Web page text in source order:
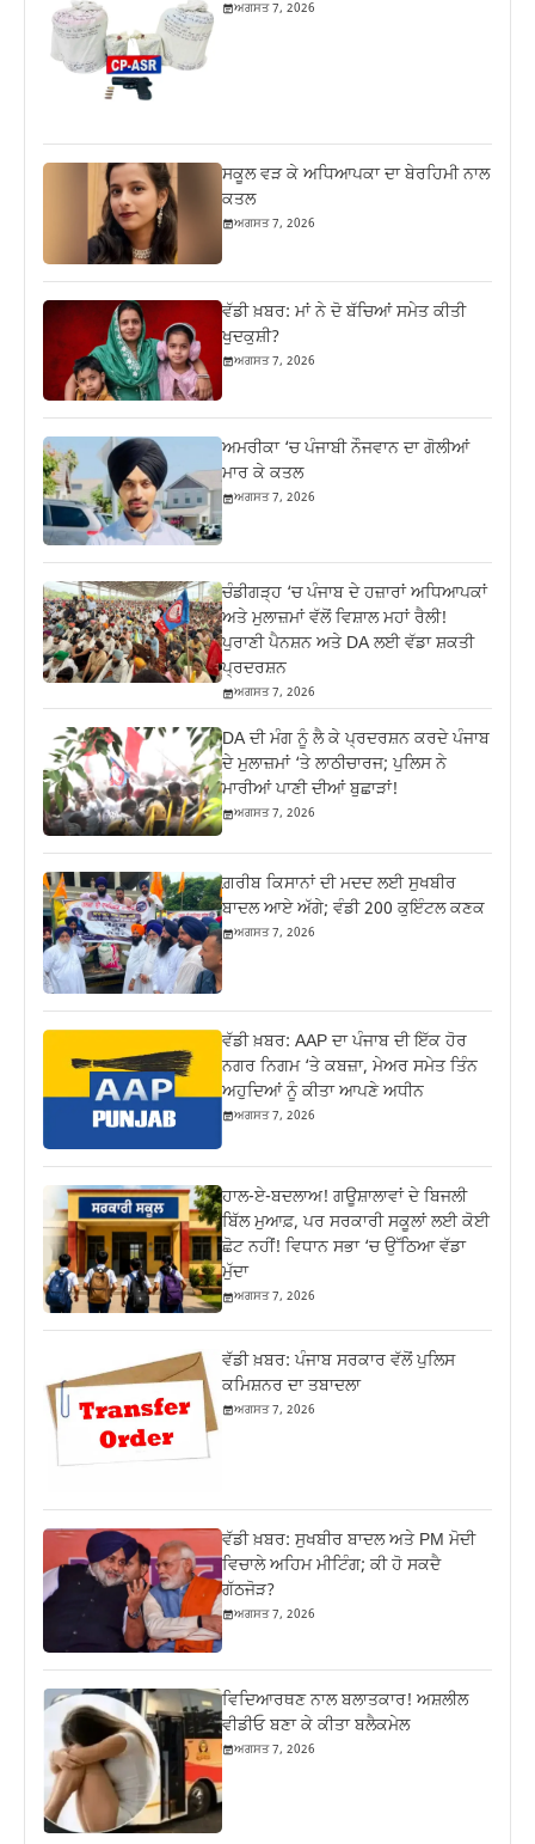
ਅਗਸਤ 7, 2026
ਸਕੂਲ ਵੜ ਕੇ ਅਧਿਆਪਕਾ ਦਾ ਬੇਰਹਿਮੀ ਨਾਲ
ਕਤਲ
ਅਗਸਤ 7, 2026
ਵੱਡੀ ਖ਼ਬਰ: ਮਾਂ ਨੇ ਦੋ ਬੱਚਿਆਂ ਸਮੇਤ ਕੀਤੀ
ਖੁਦਕੁਸ਼ੀ?
ਅਗਸਤ 7, 2026
ਅਮਰੀਕਾ ‘ਚ ਪੰਜਾਬੀ ਨੌਜਵਾਨ ਦਾ ਗੋਲੀਆਂ
ਮਾਰ ਕੇ ਕਤਲ
ਅਗਸਤ 7, 2026
ਚੰਡੀਗੜ੍ਹ ‘ਚ ਪੰਜਾਬ ਦੇ ਹਜ਼ਾਰਾਂ ਅਧਿਆਪਕਾਂ
ਅਤੇ ਮੁਲਾਜ਼ਮਾਂ ਵੱਲੋਂ ਵਿਸ਼ਾਲ ਮਹਾਂ ਰੈਲੀ!
ਪੁਰਾਣੀ ਪੈਨਸ਼ਨ ਅਤੇ DA ਲਈ ਵੱਡਾ ਸ਼ਕਤੀ
ਪ੍ਰਦਰਸ਼ਨ
ਅਗਸਤ 7, 2026
DA ਦੀ ਮੰਗ ਨੂੰ ਲੈ ਕੇ ਪ੍ਰਦਰਸ਼ਨ ਕਰਦੇ ਪੰਜਾਬ
ਦੇ ਮੁਲਾਜ਼ਮਾਂ ‘ਤੇ ਲਾਠੀਚਾਰਜ; ਪੁਲਿਸ ਨੇ
ਮਾਰੀਆਂ ਪਾਣੀ ਦੀਆਂ ਬੁਛਾੜਾਂ!
ਅਗਸਤ 7, 2026
ਗ਼ਰੀਬ ਕਿਸਾਨਾਂ ਦੀ ਮਦਦ ਲਈ ਸੁਖਬੀਰ
ਬਾਦਲ ਆਏ ਅੱਗੇ; ਵੰਡੀ 200 ਕੁਇੰਟਲ ਕਣਕ
ਅਗਸਤ 7, 2026
ਵੱਡੀ ਖ਼ਬਰ: AAP ਦਾ ਪੰਜਾਬ ਦੀ ਇੱਕ ਹੋਰ
ਨਗਰ ਨਿਗਮ ‘ਤੇ ਕਬਜ਼ਾ, ਮੇਅਰ ਸਮੇਤ ਤਿੰਨ
ਅਹੁਦਿਆਂ ਨੂੰ ਕੀਤਾ ਆਪਣੇ ਅਧੀਨ
ਅਗਸਤ 7, 2026
ਹਾਲ-ਏ-ਬਦਲਾਅ! ਗਊਸ਼ਾਲਾਵਾਂ ਦੇ ਬਿਜਲੀ
ਬਿੱਲ ਮੁਆਫ਼, ਪਰ ਸਰਕਾਰੀ ਸਕੂਲਾਂ ਲਈ ਕੋਈ
ਛੋਟ ਨਹੀਂ! ਵਿਧਾਨ ਸਭਾ ‘ਚ ਉੱਠਿਆ ਵੱਡਾ
ਮੁੱਦਾ
ਅਗਸਤ 7, 2026
ਵੱਡੀ ਖ਼ਬਰ: ਪੰਜਾਬ ਸਰਕਾਰ ਵੱਲੋਂ ਪੁਲਿਸ
ਕਮਿਸ਼ਨਰ ਦਾ ਤਬਾਦਲਾ
ਅਗਸਤ 7, 2026
ਵੱਡੀ ਖ਼ਬਰ: ਸੁਖਬੀਰ ਬਾਦਲ ਅਤੇ PM ਮੋਦੀ
ਵਿਚਾਲੇ ਅਹਿਮ ਮੀਟਿੰਗ; ਕੀ ਹੋ ਸਕਦੈ
ਗੱਠਜੋੜ?
ਅਗਸਤ 7, 2026
ਵਿਦਿਆਰਥਣ ਨਾਲ ਬਲਾਤਕਾਰ! ਅਸ਼ਲੀਲ
ਵੀਡੀਓ ਬਣਾ ਕੇ ਕੀਤਾ ਬਲੈਕਮੇਲ
ਅਗਸਤ 7, 2026